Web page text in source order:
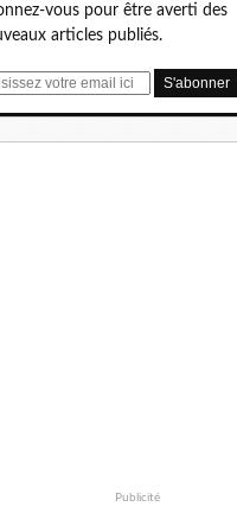
vous pour être averti des
articles publiés.
Publicité